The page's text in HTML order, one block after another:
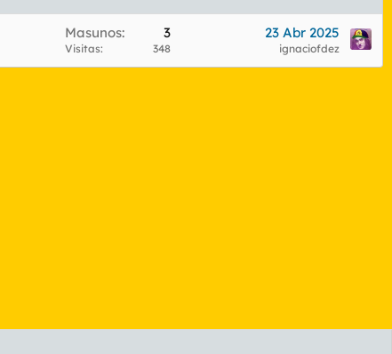
Masunos 3
Visitas 348
23 Abr 2025
ignaciofdez